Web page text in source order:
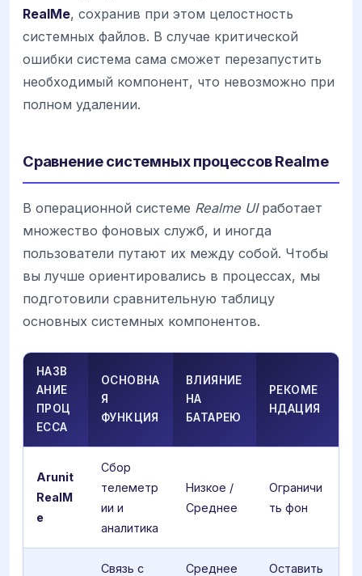
RealMe, сохранив при этом целостность
системных файлов. В случае критической
ошибки система сама сможет перезапустить
необходимый компонент, что невозможно при
полном удалении.
Сравнение системных процессов Realme
В операционной системе Realme UIработает
множество фоновых служб, и иногда
пользователи путают их между собой. Чтобы
вы лучше ориентировались в процессах, мы
подготовили сравнительную таблицу
основных системных компонентов.
НАЗВ
АНИЕ
ПРОЦ
ЕССА
ОСНОВНА
Я
ФУНКЦИЯ
ВЛИЯНИЕ
НА
БАТАРЕЮ
РЕКОМЕ
НДАЦИЯ
Arunit
RealM
e
Сбор
телеметр
ии и
аналитика
Низкое /
Среднее
Ограничи
ть фон
Связь с
Среднее
Оставить